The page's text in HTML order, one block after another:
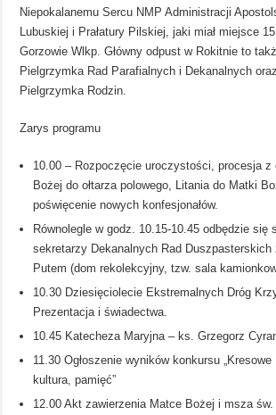
Niepokalanemu Sercu NMP Administracji
Lubuskiej i Prałatury Pilskiej, jaki miał miejsce
Gorzowie Wlkp. Główny odpust w Rokitnie to
Pielgrzymka Rad Parafialnych i Dekanalnych
Pielgrzymka Rodzin.
Zarys programu
10.00 – Rozpoczęcie uroczystości, procesja z
Bożej do ołtarza polowego, Litania do Matki
poświęcenie nowych konfesjonałów.
Równolegle w godz. 10.15-10.45 odbędzie się
sekretarzy Dekanalnych Rad Duszpasterskich
Putem (dom rekolekcyjny, tzw. sala
10.30 Dziesięciolecie Ekstremalnych Dróg
Prezentacja i świadectwa.
10.45 Katecheza Maryjna – ks. Grzegorz
11.30 Ogłoszenie wyników konkursu
kultura, pamięć”
12.00 Akt zawierzenia Matce Bożej i msza św.